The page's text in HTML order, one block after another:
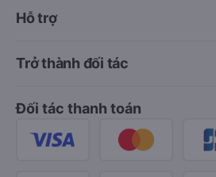
Hỗ trợ
Trở thành đối tác
Đối tác thanh toán